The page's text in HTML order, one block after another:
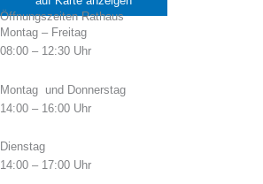
Öffnungszeiten Rathaus
Montag – Freitag
08:00 – 12:30 Uhr
Montag und Donnerstag
14:00 – 16:00 Uhr
Dienstag
14:00 – 17:00 Uhr